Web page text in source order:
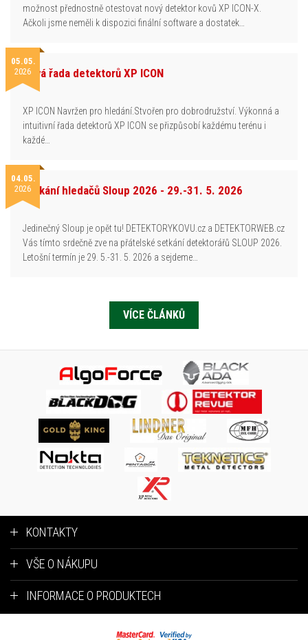
možnost přednostně otestovat nový detektor kovů XP ICON-X.
Ačkoli jsme neměli k dispozici finální software a dostatek…
05.05.
2026Nová řada detektorů XP ICON
XP ICON Navržen pro hledání.Stvořen pro dobrodružství. Výkonná a
intuitivní řada detektorů XP ICON se přizpůsobí každému terénu i
každé…
04.05.
2026Setkání hledačů Sloup 2026 - 29.-31. 5. 2026
Jedinečný Sloup je opět tu! DETEKTORYKOVU.cz a DETEKTORWEB.cz
Vás tímto srdečně zve na přátelské setkání detektorářů SLOUP 2026.
Letošní termín je 29. 5.-31. 5. 2026 a sejdeme…
VÍCE ČLÁNKŮ
KONTAKTY
VŠE O NÁKUPU
INFORMACE O PRODUKTECH